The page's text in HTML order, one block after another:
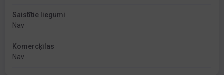
Saistītie liegumi
Nav
Komercķīlas
Nav